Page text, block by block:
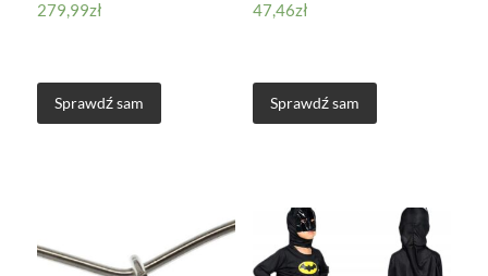
279,99zł
Sprawdź sam
47,46zł
Sprawdź sam